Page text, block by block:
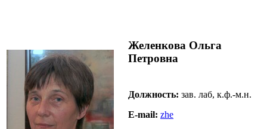
Желенкова Ольга
Петровна
Должность: зав. лаб, к.ф.-м.н.
E-mail: zhe